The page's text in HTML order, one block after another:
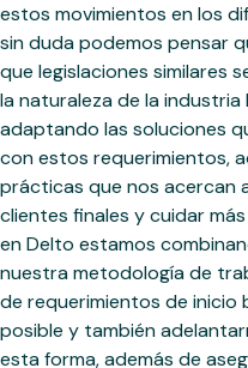
estos movimientos en los
sin duda podemos pensar
que legislaciones similares
la naturaleza de la
adaptando las soluciones
con estos requerimientos,
prácticas que nos acercan
clientes finales y cuidar
en Delto estamos
nuestra metodología de
de requerimientos de inicio
posible y también
esta forma, además de